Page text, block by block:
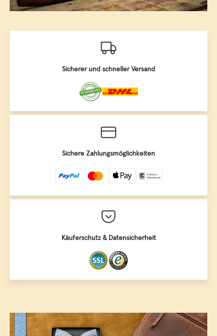
Sicherer und schneller Versand
Sichere Zahlungsmöglichkeiten
Käuferschutz & Datensicherheit